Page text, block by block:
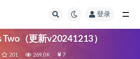
登录
（更新v20241213）
201 269.0K 7